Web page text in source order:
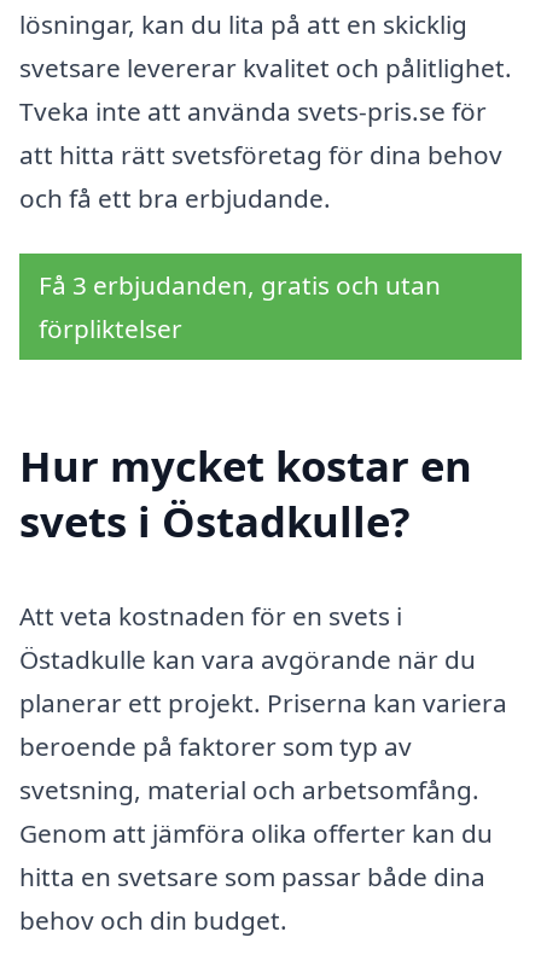
lösningar, kan du lita på att en skicklig
svetsare levererar kvalitet och pålitlighet.
Tveka inte att använda svets-pris.se för
att hitta rätt svetsföretag för dina behov
och få ett bra erbjudande.
Få 3 erbjudanden, gratis och utan
förpliktelser
Hur mycket kostar en
svets i Östadkulle?
Att veta kostnaden för en svets i
Östadkulle kan vara avgörande när du
planerar ett projekt. Priserna kan variera
beroende på faktorer som typ av
svetsning, material och arbetsomfång.
Genom att jämföra olika offerter kan du
hitta en svetsare som passar både dina
behov och din budget.